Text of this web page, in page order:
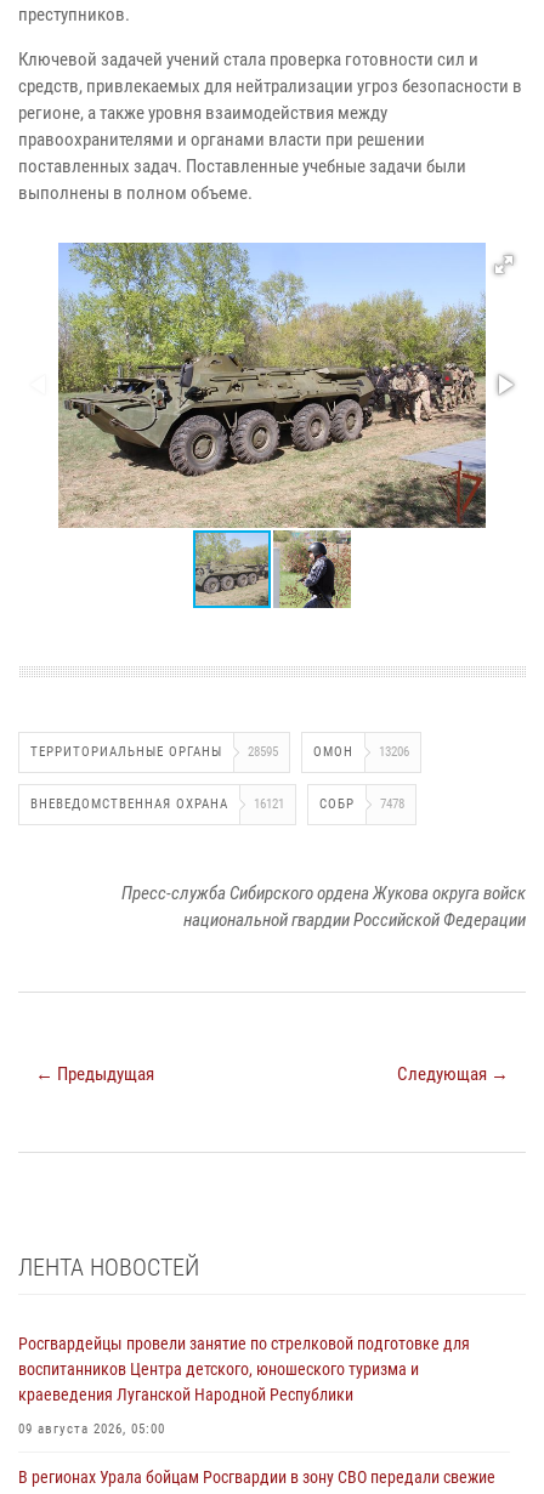
преступников.
Ключевой задачей учений стала проверка готовности сил и
средств, привлекаемых для нейтрализации угроз безопасности в
регионе, а также уровня взаимодействия между
правоохранителями и органами власти при решении
поставленных задач. Поставленные учебные задачи были
выполнены в полном объеме.
ТЕРРИТОРИАЛЬНЫЕ ОРГАНЫ 28595 ОМОН 13206
ВНЕВЕДОМСТВЕННАЯ ОХРАНА 16121 СОБР 7478
Пресс-служба Сибирского ордена Жукова округа войск
национальной гвардии Российской Федерации
← Предыдущая Следующая →
ЛЕНТА НОВОСТЕЙ
Росгвардейцы провели занятие по стрелковой подготовке для
воспитанников Центра детского, юношеского туризма и
краеведения Луганской Народной Республики
09 августа 2026, 05:00
В регионах Урала бойцам Росгвардии в зону СВО передали свежие